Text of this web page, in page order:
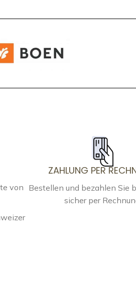
von
ZAHLUNG PER
Bestellen und bezahlen Sie
sicher per